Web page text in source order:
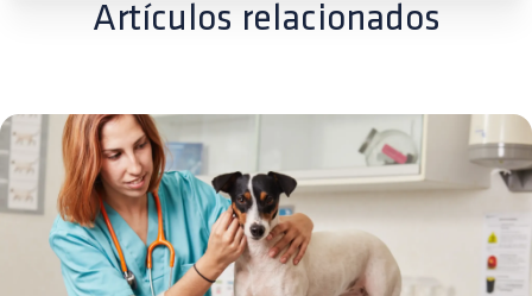
Artículos relacionados